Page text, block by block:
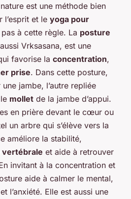
est une méthode bien
l’esprit et le yoga pour
pas à cette règle. La posture
Vrksasana, est une
favorise la concentration,
prise. Dans cette posture,
jambe, l’autre repliée
mollet de la jambe d’appui.
en prière devant le cœur ou
un arbre qui s’élève vers la
améliore la stabilité,
vertébrale et aide à retrouver
invitant à la concentration et
aide à calmer le mental,
l’anxiété. Elle est aussi une